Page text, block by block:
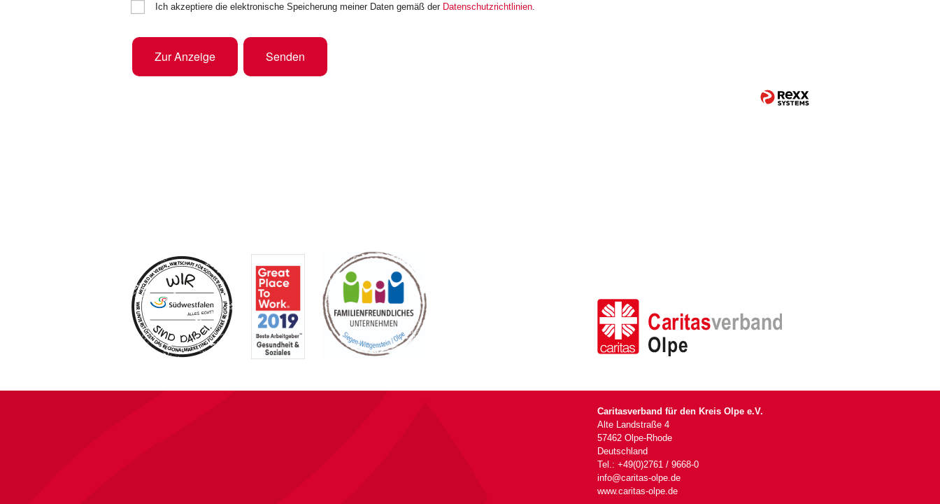
Ich akzeptiere die elektronische Speicherung meiner Daten gemäß der Datenschutzrichtlinien
Zur Anzeige Senden
Caritasverband für den Kreis Olpe e.V.
Alte Landstraße 4
57462 Olpe-Rhode
Deutschland
Tel.: +49(0)2761 / 9668-0
info@caritas-olpe.de
www.caritas-olpe.de